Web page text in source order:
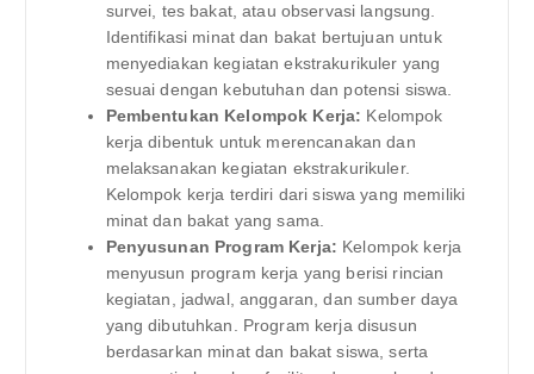
survei, tes bakat, atau observasi langsung.
Identifikasi minat dan bakat bertujuan untuk
menyediakan kegiatan ekstrakurikuler yang
sesuai dengan kebutuhan dan potensi siswa.
Pembentukan Kelompok Kerja: Kelompok
kerja dibentuk untuk merencanakan dan
melaksanakan kegiatan ekstrakurikuler.
Kelompok kerja terdiri dari siswa yang memiliki
minat dan bakat yang sama.
Penyusunan Program Kerja: Kelompok kerja
menyusun program kerja yang berisi rincian
kegiatan, jadwal, anggaran, dan sumber daya
yang dibutuhkan. Program kerja disusun
berdasarkan minat dan bakat siswa, serta